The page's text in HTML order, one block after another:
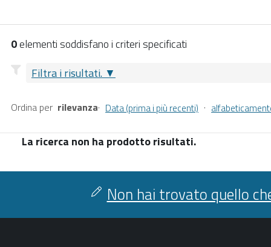
0elementi soddisfano i criteri specificati
Filtra i risultati.
Ordina per rilevanza· Data (prima i più recenti) ·
La ricerca non ha prodotto risultati.
Non hai trovato quello